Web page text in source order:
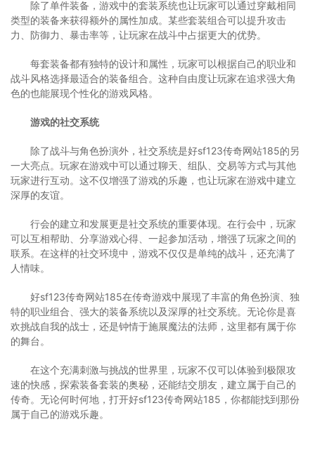
除了单件装备，游戏中的套装系统也让玩家可以通过穿戴相同
类型的装备来获得额外的属性加成。某些套装组合可以提升攻击
力、防御力、暴击率等，让玩家在战斗中占据更大的优势。
每套装备都有独特的设计和属性，玩家可以根据自己的职业和
战斗风格选择最适合的装备组合。这种自由度让玩家在追求强大角
色的也能展现个性化的游戏风格。
游戏的社交系统
除了战斗与角色扮演外，社交系统是好sf123传奇网站185的另
一大亮点。玩家在游戏中可以通过聊天、组队、交易等方式与其他
玩家进行互动。这不仅增强了游戏的乐趣，也让玩家在游戏中建立
深厚的友谊。
行会的建立和发展更是社交系统的重要体现。在行会中，玩家
可以互相帮助、分享游戏心得、一起参加活动，增强了玩家之间的
联系。在这样的社交环境中，游戏不仅仅是单纯的战斗，还充满了
人情味。
好sf123传奇网站185在传奇游戏中展现了丰富的角色扮演、独
特的职业组合、强大的装备系统以及深厚的社交系统。无论你是喜
欢挑战自我的战士，还是钟情于施展魔法的法师，这里都有属于你
的舞台。
在这个充满刺激与挑战的世界里，玩家不仅可以体验到极限攻
速的快感，探索装备套装的奥秘，还能结交朋友，建立属于自己的
传奇。无论何时何地，打开好sf123传奇网站185，你都能找到那份
属于自己的游戏乐趣。